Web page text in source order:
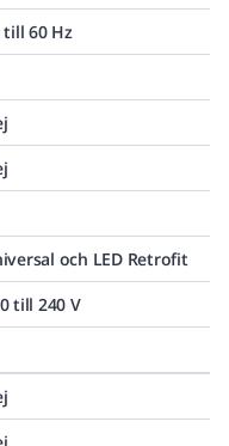
till 60 Hz
och LED Retrofit
till 240 V